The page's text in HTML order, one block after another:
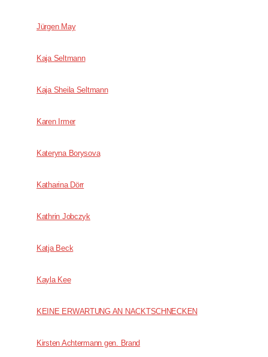
Jürgen May
Kaja Seltmann
Kaja Sheila Seltmann
Karen Irmer
Kateryna Borysova
Katharina Dörr
Kathrin Jobczyk
Katja Beck
Kayla Kee
KEINE ERWARTUNG AN NACKTSCHNECKEN
Kirsten Achtermann gen. Brand